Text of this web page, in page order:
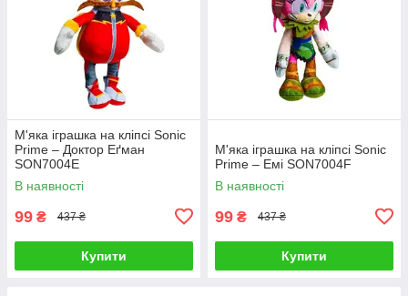
М'яка іграшка на кліпсі Sonic
Prime – Доктор Еґман
SON7004E
В наявності
99 ₴ 437 ₴
Купити
М'яка іграшка на кліпсі Sonic
Prime – Емі SON7004F
В наявності
99 ₴ 437 ₴
Купити